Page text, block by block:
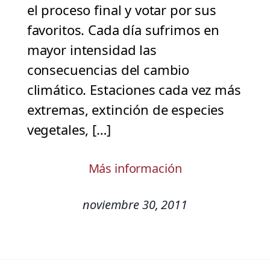
el proceso final y votar por sus
favoritos. Cada día sufrimos en
mayor intensidad las
consecuencias del cambio
climático. Estaciones cada vez más
extremas, extinción de especies
vegetales, […]
Más información
noviembre 30, 2011